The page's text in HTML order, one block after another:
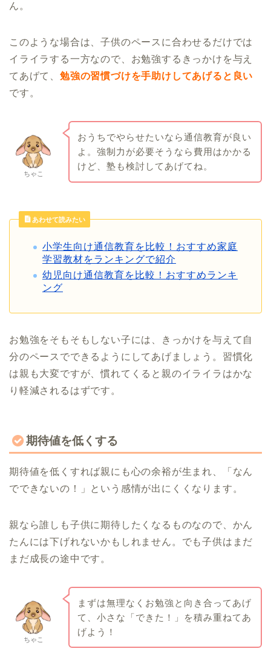
ん。
このような場合は、子供のペースに合わせるだけでは
イライラする一方なので、お勉強するきっかけを与え
てあげて、 勉強の習慣づけを手助けしてあげると良い
です。
ちゃこ
おうちでやらせたいなら通信教育が良い
よ。強制力が必要そうなら費用はかかる
けど、塾も検討してあげてね。
あわせて読みたい
小学生向け通信教育を比較！おすすめ家庭
学習教材をランキングで紹介
幼児向け通信教育を比較！おすすめランキ
ング
お勉強をそもそもしない子には、きっかけを与えて自
分のペースでできるようにしてあげましょう。習慣化
は親も大変ですが、慣れてくると親のイライラはかな
り軽減されるはずです。
期待値を低くする
期待値を低くすれば親にも心の余裕が生まれ、「なん
でできないの！」という感情が出にくくなります。
親なら誰しも子供に期待したくなるものなので、かん
たんには下げれないかもしれません。でも子供はまだ
まだ成長の途中です。
ちゃこ
まずは無理なくお勉強と向き合ってあげ
て、小さな「できた！」を積み重ねてあ
げよう！